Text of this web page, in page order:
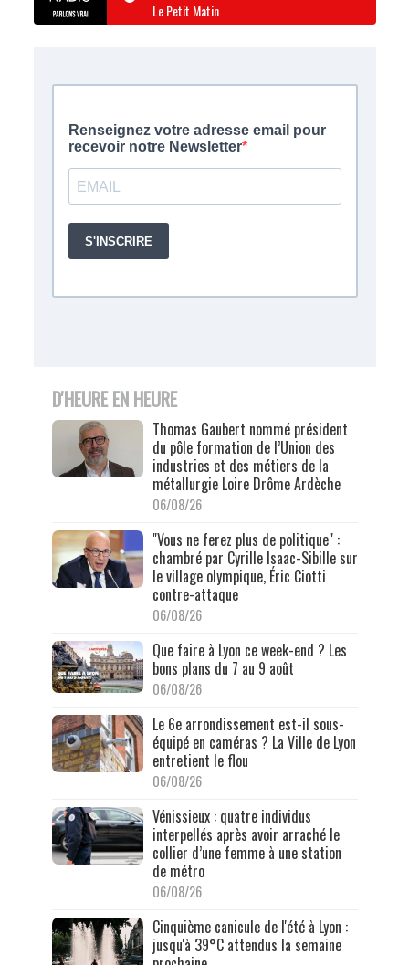
Le Petit Matin
D'HEURE EN HEURE
Thomas Gaubert nommé président
du pôle formation de l’Union des
industries et des métiers de la
métallurgie Loire Drôme Ardèche
06/08/26
"Vous ne ferez plus de politique" :
chambré par Cyrille Isaac-Sibille sur
le village olympique, Éric Ciotti
contre-attaque
06/08/26
Que faire à Lyon ce week-end ? Les
bons plans du 7 au 9 août
06/08/26
Le 6e arrondissement est-il sous-
équipé en caméras ? La Ville de Lyon
entretient le flou
06/08/26
Vénissieux : quatre individus
interpellés après avoir arraché le
collier d’une femme à une station
de métro
06/08/26
Cinquième canicule de l'été à Lyon :
jusqu'à 39°C attendus la semaine